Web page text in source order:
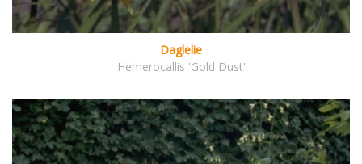
Daglelie
Hemerocallis 'Gold Dust'